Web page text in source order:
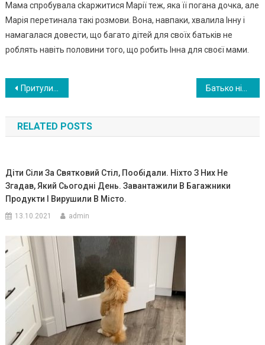
Мама спробувала сkаржитися Марії теж, яка її погана дочка, але
Марія перетинала такі розмови. Вона, навпаки, хвалила Інну і
намагалася довести, що багато дітей для своїх батьків не
роблять навіть половини того, що робить Інна для своєї мами.
Навигация
по
записям
Притуливши у себе вдома стареньку бабусю, ми й уявити не могли, яким дивом це обернеться
RELATED POSTS
Діти Сіли За Святковий Стіл, Пообідали. Ніхто З Них Не
Згадав, Який Сьогодні День. Завантажили В Багажники
Продукти І Вирушили В Місто.
13.10.2021 admin